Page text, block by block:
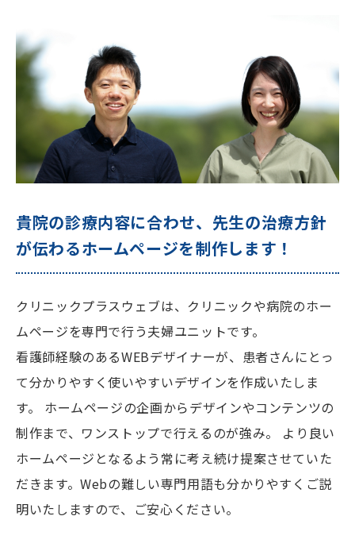
貴院の診療内容に合わせ、先生の治療方針
が伝わるホームページを制作します！
クリニックプラスウェブは、クリニックや病院のホー
ムページを専門で行う夫婦ユニットです。
看護師経験のあるWEBデザイナーが、患者さんにとっ
て分かりやすく使いやすいデザインを作成いたしま
す。 ホームページの企画からデザインやコンテンツの
制作まで、ワンストップで行えるのが強み。 より良い
ホームページとなるよう常に考え続け提案させていた
だきます。Webの難しい専門用語も分かりやすくご説
明いたしますので、ご安心ください。